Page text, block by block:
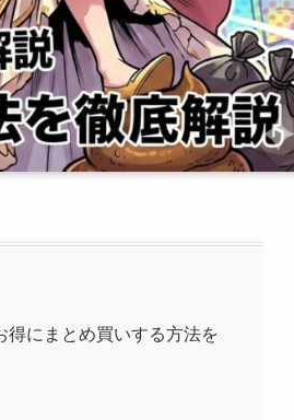
得にまとめ買いする方法を